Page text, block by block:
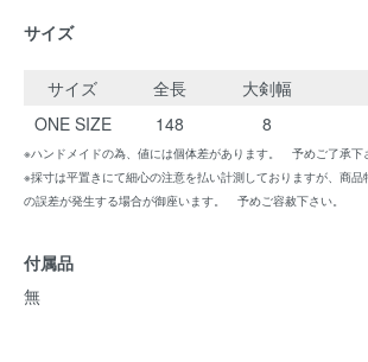
サイズ
サイズ 全長
大剣幅
ONE SIZE
148 8
※ハンドメイドの為、値には個体差があります。 予めご了承下
※採寸は平置きにて細心の注意を払い計測しておりますが、商
の誤差が発生する場合が御座います。 予めご容赦下さい。
付属品
無